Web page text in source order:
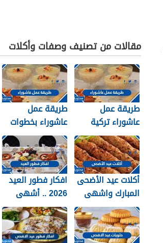
مقالات من تصنيف وصفات وأكلات
طريقة عمل
عاشوراء تركية
ومصرية
طريقة عمل
عاشوراء بخطوات
بسيطة
أكلات عيد الأضحى
المبارك واشهى
وصفات العيد
2026
افكار فطور العيد
2026 .. أشهى
وصفات لفطور عيد
الاضحى المبارك
1447